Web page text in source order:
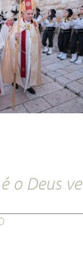
o Deus